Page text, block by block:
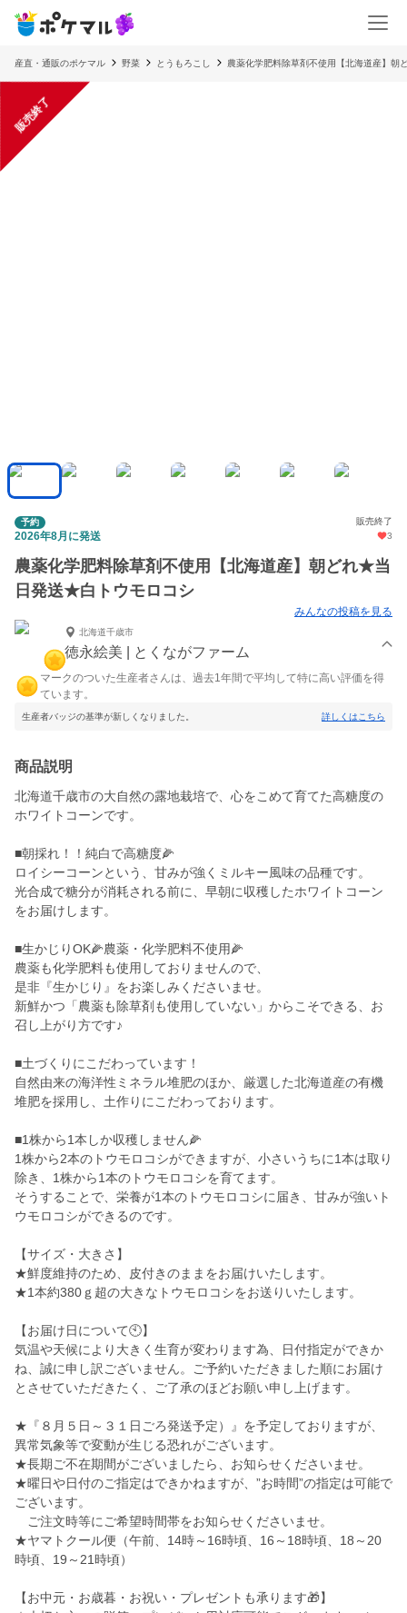
産直・通販のポケマル 野菜 とうもろこし 農薬化学肥料除草剤不使用【北海道産】
販売終了
予約 販売終了
2026年8月に発送 3
農薬化学肥料除草剤不使用【北海道産】朝どれ★当
日発送★白トウモロコシ
みんなの投稿を見る
北海道千歳市
徳永絵美 | とくながファーム
マークのついた生産者さんは、過去1年間で平均して特に高い評価を得
ています。
生産者バッジの基準が新しくなりました。 詳しくはこちら
商品説明
北海道千歳市の大自然の露地栽培で、心をこめて育てた高糖度の
ホワイトコーンです。
■朝採れ！！純白で高糖度🌽
ロイシーコーンという、甘みが強くミルキー風味の品種です。
光合成で糖分が消耗される前に、早朝に収穫したホワイトコーン
をお届けします。
■生かじりOK🌽農薬・化学肥料不使用🌽
農薬も化学肥料も使用しておりませんので、
是非『生かじり』をお楽しみくださいませ。
新鮮かつ「農薬も除草剤も使用していない」からこそできる、お
召し上がり方です♪
■土づくりにこだわっています！
自然由来の海洋性ミネラル堆肥のほか、厳選した北海道産の有機
堆肥を採用し、土作りにこだわっております。
■1株から1本しか収穫しません🌽
1株から2本のトウモロコシができますが、小さいうちに1本は取り
除き、1株から1本のトウモロコシを育てます。
そうすることで、栄養が1本のトウモロコシに届き、甘みが強いト
ウモロコシができるのです。
【サイズ・大きさ】
★鮮度維持のため、皮付きのままをお届けいたします。
★1本約380ｇ超の大きなトウモロコシをお送りいたします。
【お届け日について🕙】
気温や天候により大きく生育が変わります為、日付指定ができか
ね、誠に申し訳ございません。ご予約いただきました順にお届け
とさせていただきたく、ご了承のほどお願い申し上げます。
★『８月５日～３１日ごろ発送予定）』を予定しておりますが、
異常気象等で変動が生じる恐れがございます。
★長期ご不在期間がございましたら、お知らせくださいませ。
★曜日や日付のご指定はできかねますが、”お時間”の指定は可能で
ございます。
ご注文時等にご希望時間帯をお知らせくださいませ。
★ヤマトクール便（午前、14時～16時頃、16～18時頃、18～20
時頃、19～21時頃）
【お中元・お歳暮・お祝い・プレゼントも承ります🎁】